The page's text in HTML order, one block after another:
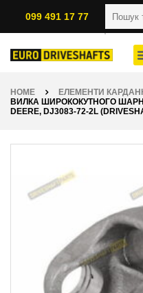
099 491 17 77
HOME ЕЛЕМЕНТИ
ВИЛКА ШИРОКОКУТНОГО
DEERE, DJ3083-72-2L